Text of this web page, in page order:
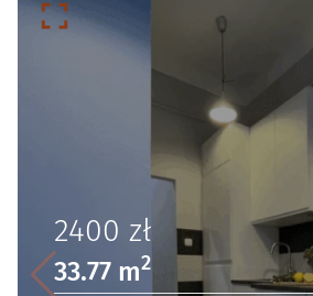
2400 zł
33.77 m2